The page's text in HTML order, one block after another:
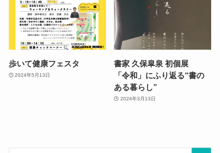
歩いて健康フェスタ
2024年5月13日
書家 久保皐泉 初個展
「令和」にふり返る“書の
ある暮らし”
2024年3月13日